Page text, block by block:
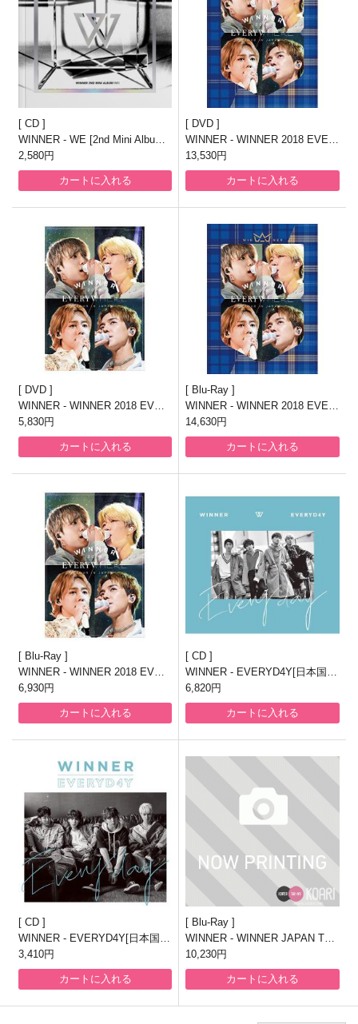
CD
WINNER - WE [2nd Mini Album/
WHITE Ver.]
2,580円
カートに入れる
DVD
WINNER - WINNER 2018 EVER
YWHERE TOUR IN JAPAN【初
回生産限定版】【DVD4枚+CD2
枚】
13,530円
カートに入れる
DVD
WINNER - WINNER 2018 EVER
YWHERE TOUR IN JAPAN【通
常版】【DVD2枚組】
5,830円
カートに入れる
Blu-Ray
WINNER - WINNER 2018 EVER
YWHERE TOUR IN JAPAN【初
回生産限定版】【Blu-ray3枚+CD
2枚】
14,630円
カートに入れる
Blu-Ray
WINNER - WINNER 2018 EVER
YWHERE TOUR IN JAPAN【通
常版】【Blu-ray】
6,930円
カートに入れる
CD
WINNER - EVERYD4Y[日本国内
盤]【2CD+DVD】
6,820円
カートに入れる
CD
WINNER - EVERYD4Y[日本国内
盤]【CD】
3,410円
カートに入れる
Blu-Ray
WINNER - WINNER JAPAN TO
UR 2018 ~We'll always be young
~【初回生産限定盤】【2Blu-ray
+2CD】
10,230円
カートに入れる